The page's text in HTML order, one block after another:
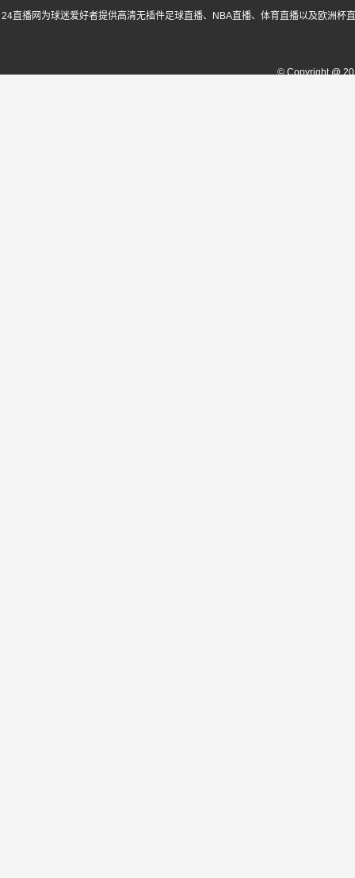
24直播网为球迷爱好者提供高清无插件足球直播、NBA直播、体育直播以及欧洲
© Copyright @